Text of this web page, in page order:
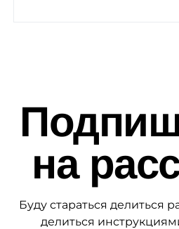
на
Буду стараться делиться
делиться